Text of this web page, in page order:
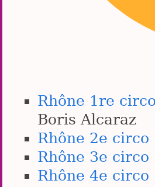
Rhône 1re
Boris Alcaraz
Rhône 2e circo
Rhône 3e circo
Rhône 4e circo